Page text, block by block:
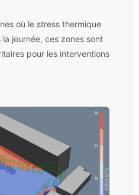
où le stress thermique
journée, ces zones sont
pour les interventions